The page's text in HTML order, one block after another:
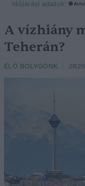
időjárási adatok:
A vízhiány
Teherán?
ÉLŐ BOLYGÓNK